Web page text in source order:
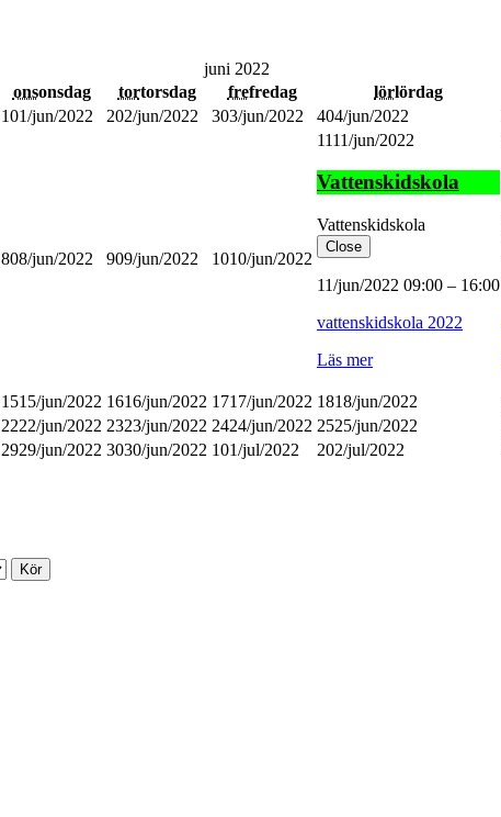
juni 2022
onsonsdag tortorsdag frefredag lörlördag
101/jun/2022 202/jun/2022 303/jun/2022 404/jun/2022
808/jun/2022 909/jun/2022 1010/jun/2022
1111/jun/2022
Vattenskidskola
Vattenskidskola
Close
11/jun/2022 09:00 – 16:00
vattenskidskola 2022
Läs mer
1515/jun/2022 1616/jun/2022 1717/jun/2022 1818/jun/2022
2222/jun/2022 2323/jun/2022 2424/jun/2022 2525/jun/2022
2929/jun/2022 3030/jun/2022 101/jul/2022 202/jul/2022